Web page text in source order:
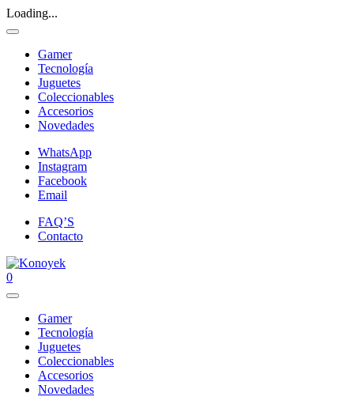
Loading...
Gamer
Tecnología
Juguetes
Coleccionables
Accesorios
Novedades
WhatsApp
Instagram
Facebook
Email
FAQ’S
Contacto
0
Gamer
Tecnología
Juguetes
Coleccionables
Accesorios
Novedades